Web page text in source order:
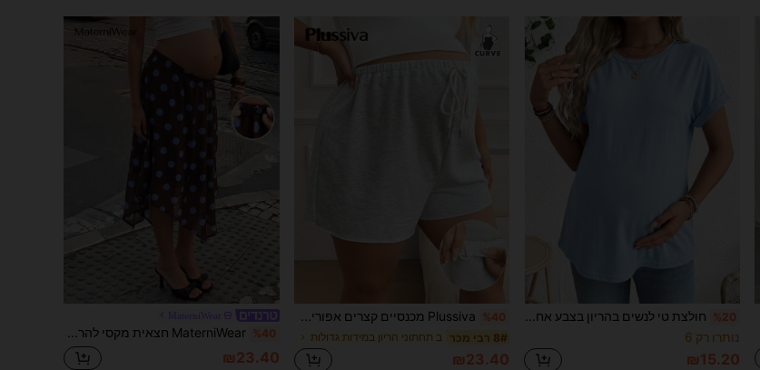
%20
נותרו רק 6
₪15.20
%40
8# רבי מכר ב תחתוני הריון במידות גדולות
₪23.40
%40
₪23.40